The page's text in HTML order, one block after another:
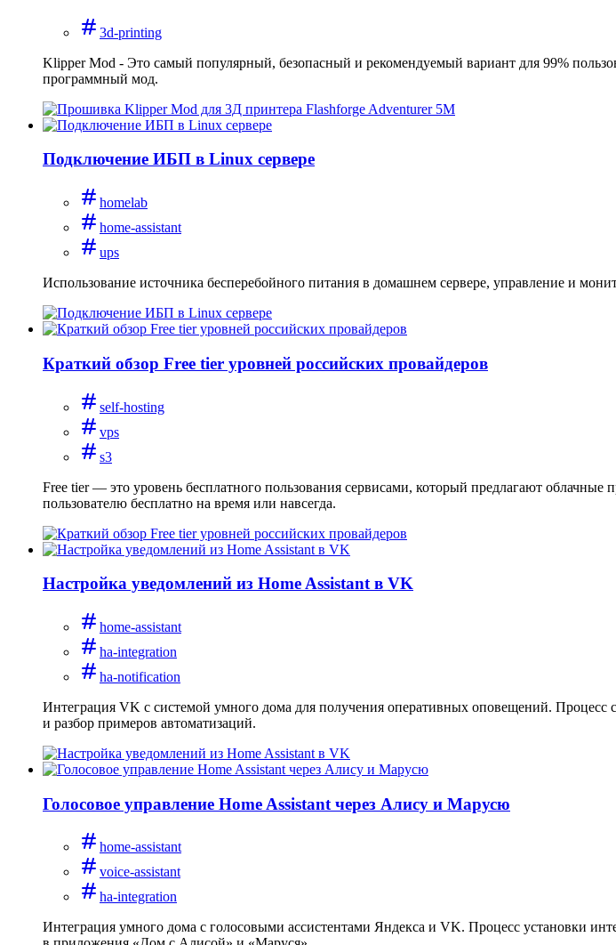
3d-printing
Klipper Mod - Это самый популярный, безопасный и рекомендуемый вариант для 99%
программный мод.
Подключение ИБП в Linux сервере
homelab
home-assistant
ups
Использование источника бесперебойного питания в домашнем сервере, управление и
Краткий обзор Free tier уровней российских провайдеров
self-hosting
vps
s3
Free tier — это уровень бесплатного пользования сервисами, который предлагают
пользователю бесплатно на время или навсегда.
Настройка уведомлений из Home Assistant в VK
home-assistant
ha-integration
ha-notification
Интеграция VK с системой умного дома для получения оперативных оповещений. Процесс
и разбор примеров автоматизаций.
Голосовое управление Home Assistant через Алису и Марусю
home-assistant
voice-assistant
ha-integration
Интеграция умного дома с голосовыми ассистентами Яндекса и VK. Процесс установки